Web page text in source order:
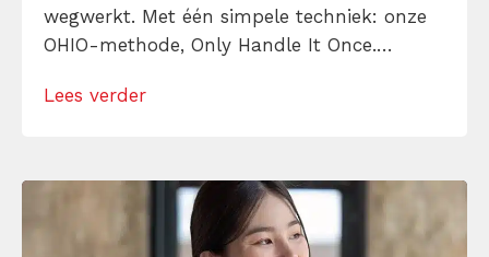
wegwerkt. Met één simpele techniek: onze
OHIO-methode, Only Handle It Once.
en creëer je eindelijk rust en overzicht in je
Lees verder